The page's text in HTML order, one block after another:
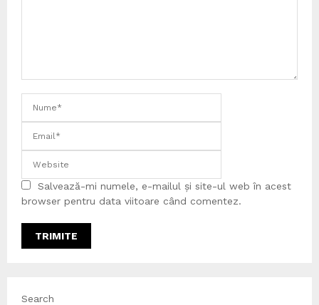
Salvează-mi numele, e-mailul și site-ul web în acest
browser pentru data viitoare când comentez.
Search